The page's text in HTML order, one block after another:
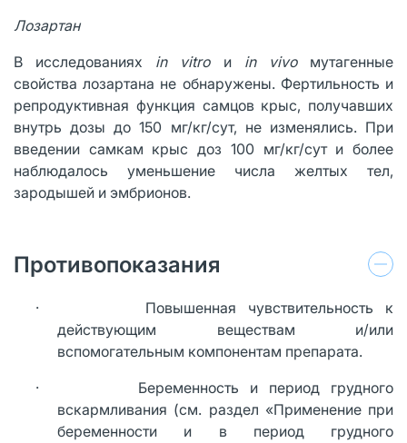
Лозартан
В исследованиях in vitro иin vivoмутагенные
свойства лозартана не обнаружены. Фертильность и
репродуктивная функция самцов крыс, получавших
внутрь дозы до 150 мг/кг/сут, не изменялись. При
введении самкам крыс доз 100 мг/кг/сут и более
наблюдалось уменьшение числа желтых тел,
зародышей и эмбрионов.
Противопоказания
· Повышенная чувствительность к
действующим веществам и/или
вспомогательным компонентам препарата.
· Беременность и период грудного
вскармливания (см. раздел «Применение при
беременности и в период грудного